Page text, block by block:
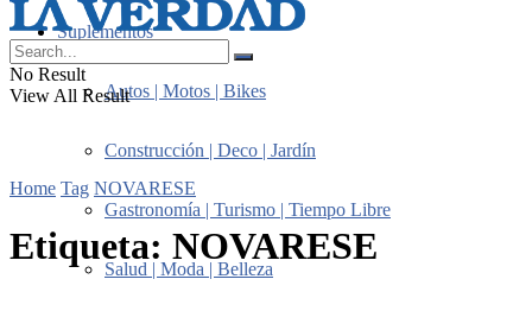
Suplementos
Autos | Motos | Bikes
Construcción | Deco | Jardín
Gastronomía | Turismo | Tiempo Libre
Salud | Moda | Belleza
No Result
View All Result
Home Tag NOVARESE
Etiqueta: NOVARESE